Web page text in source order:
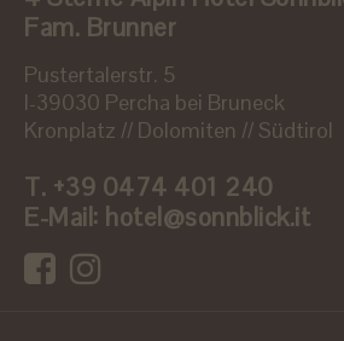
Fam. Brunner
Pustertalerstr. 5
I-39030 Percha bei Bruneck
Kronplatz // Dolomiten // Südtirol
T. +39 0474 401 240
E-Mail: hotel@sonnblick.it